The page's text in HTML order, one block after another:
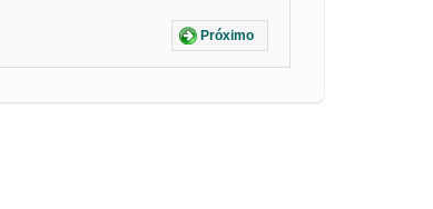
Próximo